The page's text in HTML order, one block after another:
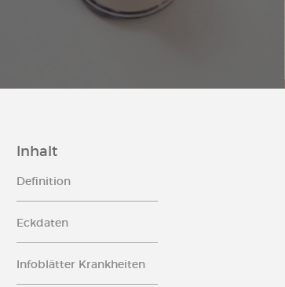
Inhalt
Definition
Eckdaten
Infoblätter Krankheiten